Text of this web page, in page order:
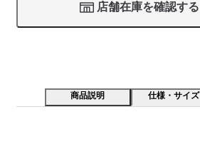
店舗在庫を確認する
商品説明 仕様・サイズ